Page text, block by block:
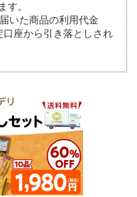
す。
いた商品の利用代金
座から引き落としされ